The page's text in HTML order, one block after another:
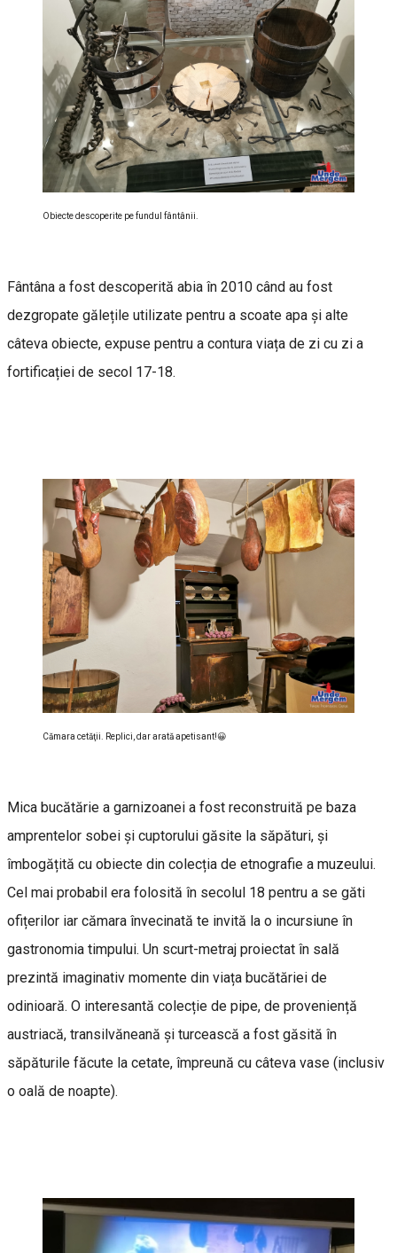
Obiecte descoperite pe fundul fântânii.
Fântâna a fost descoperită abia în 2010 când au fost
dezgropate gălețile utilizate pentru a scoate apa și alte
câteva obiecte, expuse pentru a contura viața de zi cu zi a
fortificației de secol 17-18.
Cămara cetăţii. Replici, dar arată apetisant!😀
Mica bucătărie a garnizoanei a fost reconstruită pe baza
amprentelor sobei și cuptorului găsite la săpături, și
îmbogățită cu obiecte din colecția de etnografie a muzeului.
Cel mai probabil era folosită în secolul 18 pentru a se găti
ofițerilor iar cămara învecinată te invită la o incursiune în
gastronomia timpului. Un scurt-metraj proiectat în sală
prezintă imaginativ momente din viața bucătăriei de
odinioară. O interesantă colecție de pipe, de proveniență
austriacă, transilvăneană și turcească a fost găsită în
săpăturile făcute la cetate, împreună cu câteva vase (inclusiv
o oală de noapte).